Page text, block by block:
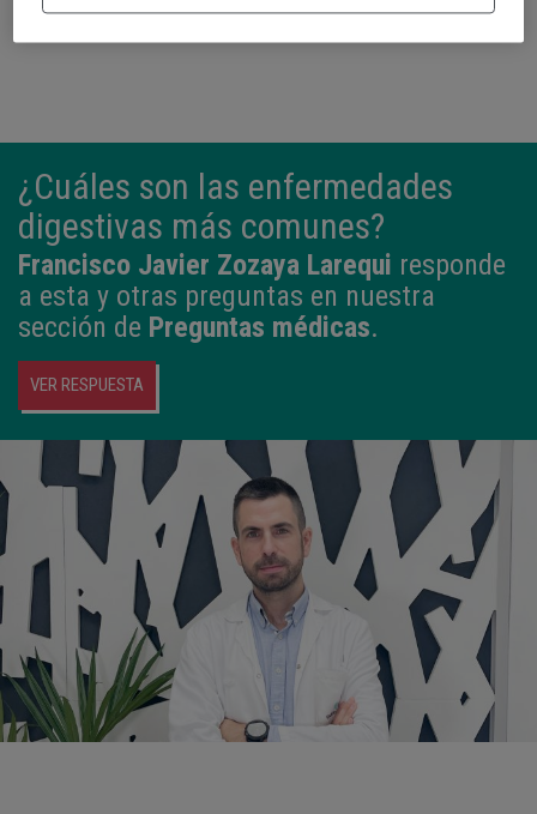
¿Cuáles son las enfermedades
digestivas más comunes?
Francisco Javier Zozaya Larequi responde
a esta y otras preguntas en nuestra
sección de Preguntas médicas.
VER RESPUESTA